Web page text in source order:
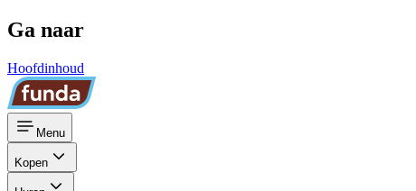
Ga naar
Hoofdinhoud
Menu
Kopen